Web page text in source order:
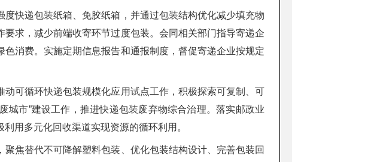
度快递包装纸箱、免胶纸箱，并通过包装结构优化减少填充物
求，减少前端收寄环节过度包装。会同相关部门指导寄递企
消费。实施定期信息报告和通报制度，督促寄递企业按规定
动可循环快递包装规模化应用试点工作，积极探索可复制、可
城市”建设工作，推进快递包装废弃物综合治理。落实邮政业
用多元化回收渠道实现资源的循环利用。
焦替代不可降解塑料包装、优化包装结构设计、完善包装回